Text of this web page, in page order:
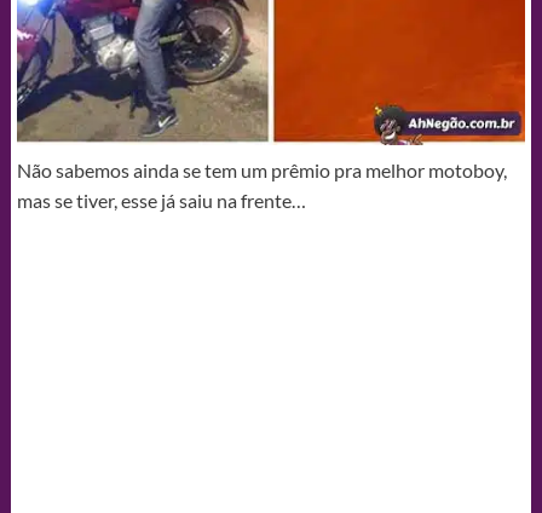
Não sabemos ainda se tem um prêmio pra melhor motoboy,
mas se tiver, esse já saiu na frente…